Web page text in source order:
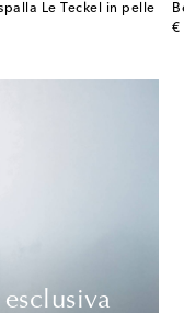
Le Teckel in pelle
€